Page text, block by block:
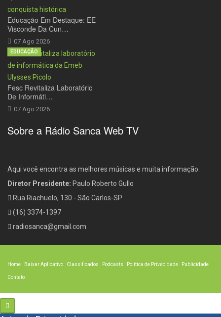
Educação Em Destaque: EE
Visconde Da Cun…
07 Ago 2026
Fesc Revitaliza Laboratório
De Informáti…
07 Ago 2026
EDUCAÇÃO
Sobre a Rádio Sanca Web TV
Aqui você encontra as melhores músicas e muita informação.
Diretor Presidente: Paulo Roberto Gullo
Rua Riachuelo, 130 - São Carlos-SP
(16) 3374-1397
radiosanca@gmail.com
Home Baixar Aplicativo Classificados Podcasts Política de Privacidade Publicidade
Contato